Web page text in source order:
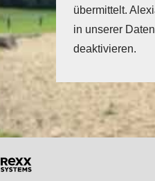
übermittelt.
in unserer
deaktivieren.